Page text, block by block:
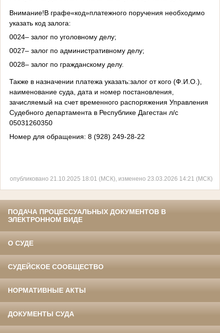
Внимание!В графе«код»платежного поручения необходимо
указать код залога:
0024– залог по уголовному делу;
0027– залог по административному делу;
0028– залог по гражданскому делу.
Также в назначении платежа указать:залог от кого (Ф.И.О.),
наименование суда, дата и номер постановления,
зачисляемый на счет временного распоряжения Управления
Судебного департамента в Республике Дагестан л/с
05031260350
Номер для обращения: 8 (928) 249-28-22
опубликовано 21.10.2025 18:01 (МСК), изменено 23.03.2026 14:21 (МСК)
ПОДАЧА ПРОЦЕССУАЛЬНЫХ ДОКУМЕНТОВ В
ЭЛЕКТРОННОМ ВИДЕ
О СУДЕ
СУДЕЙСКОЕ СООБЩЕСТВО
НОРМАТИВНЫЕ АКТЫ
ДОКУМЕНТЫ СУДА